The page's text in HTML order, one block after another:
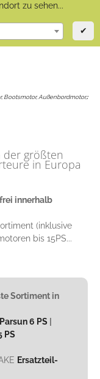
zu sehen...
✔
Bootsmotor, Außenbordmotor,:
der größten
in Europa
innerhalb
(inklusive
bis 15PS...
Sortiment in
Parsun 6 PS
PS
Ersatzteil-